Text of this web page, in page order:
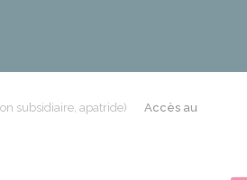
subsidiaire, apatride)
Accès au